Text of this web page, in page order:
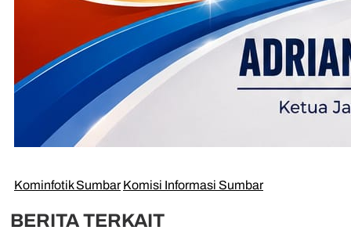
Kominfotik Sumbar Komisi Informasi Sumbar
BERITA TERKAIT